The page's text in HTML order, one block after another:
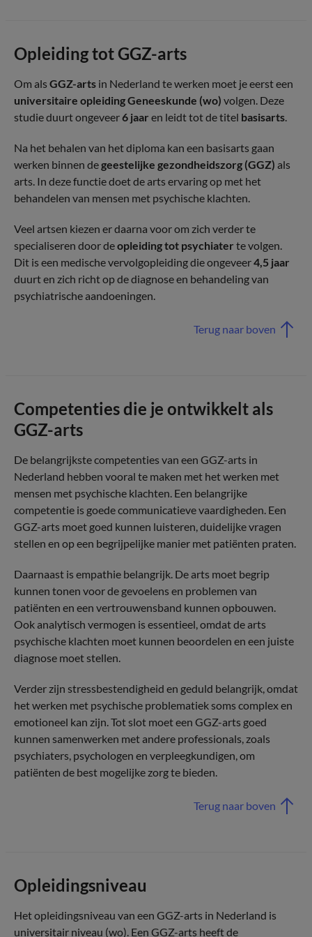
Opleiding tot GGZ-arts
Om als GGZ-arts in Nederland te werken moet je eerst een
universitaire opleiding Geneeskunde (wo) volgen. Deze
studie duurt ongeveer6 jaar en leidt tot de titel basisarts.
Na het behalen van het diploma kan een basisarts gaan
werken binnen degeestelijke gezondheidszorg (GGZ) als
arts. In deze functie doet de arts ervaring op met het
behandelen van mensen met psychische klachten.
Veel artsen kiezen er daarna voor om zich verder te
specialiseren door deopleiding tot psychiater te volgen.
Dit is een medische vervolgopleiding die ongeveer4,5 jaar
duurt en zich richt op de diagnose en behandeling van
psychiatrische aandoeningen.
Terug naar boven
Competenties die je ontwikkelt als
GGZ-arts
De belangrijkste competenties van een GGZ-arts in
Nederland hebben vooral te maken met het werken met
mensen met psychische klachten. Een belangrijke
competentie is goede communicatieve vaardigheden. Een
GGZ-arts moet goed kunnen luisteren, duidelijke vragen
stellen en op een begrijpelijke manier met patiënten praten.
Daarnaast is empathie belangrijk. De arts moet begrip
kunnen tonen voor de gevoelens en problemen van
patiënten en een vertrouwensband kunnen opbouwen.
Ook analytisch vermogen is essentieel, omdat de arts
psychische klachten moet kunnen beoordelen en een juiste
diagnose moet stellen.
Verder zijn stressbestendigheid en geduld belangrijk, omdat
het werken met psychische problematiek soms complex en
emotioneel kan zijn. Tot slot moet een GGZ-arts goed
kunnen samenwerken met andere professionals, zoals
psychiaters, psychologen en verpleegkundigen, om
patiënten de best mogelijke zorg te bieden.
Terug naar boven
Opleidingsniveau
Het opleidingsniveau van een GGZ-arts in Nederland is
universitair niveau (wo). Een GGZ-arts heeft de